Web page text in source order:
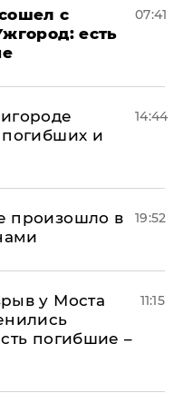
с
есть
07:41
и
14:44
произошло в
19:52
у Моста
погибшие –
11:15